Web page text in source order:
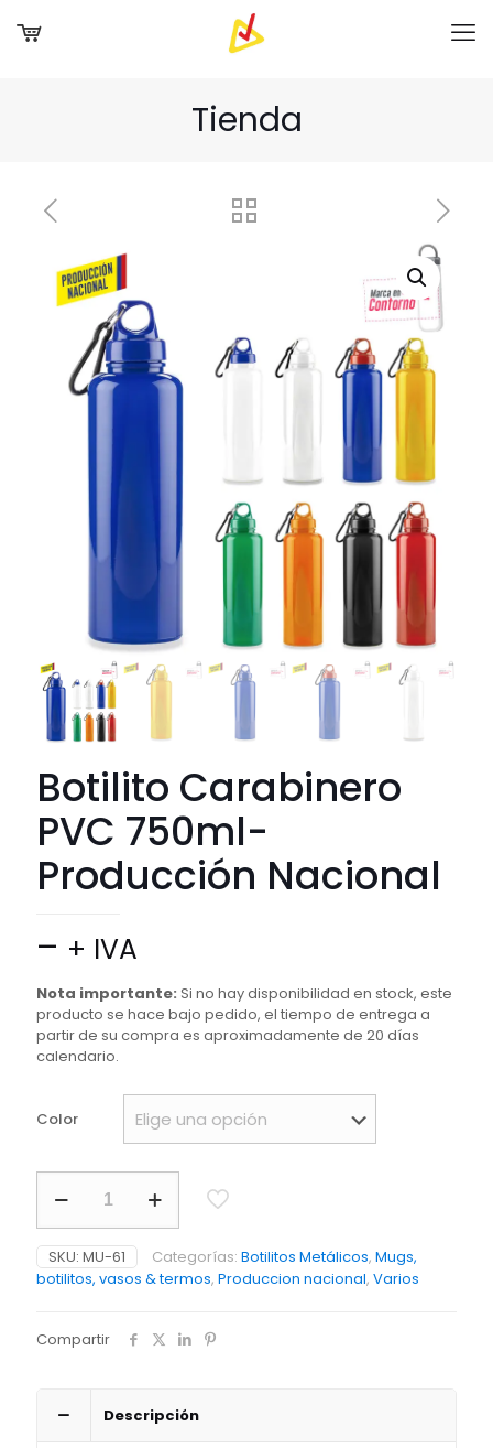
Tienda
Botilito Carabinero
PVC 750ml-
Producción Nacional
– Price
range:
$ 6.225
through
+ IVA
Nota importante: Si no hay disponibilidad en stock, este
producto se hace bajo pedido, el tiempo de entrega a
partir de su compra es aproximadamente de 20 días
calendario.
Color
Carabinero
PVC
750ml-
Producción
Nacional
SKU: MU-61 Categorías: Botilitos Metálicos, Mugs,
botilitos, vasos & termos, Produccion nacional, Varios
Compartir
Descripción